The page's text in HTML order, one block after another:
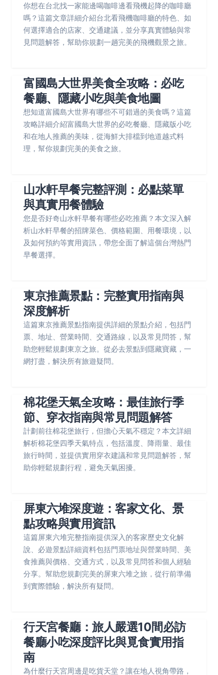
你想在台北找一家能邊喝咖啡邊看飛機起降的咖啡廳
嗎？這篇文章詳細介紹台北看飛機咖啡廳的特色、如
何選擇適合的店家、交通建議，並分享真實體驗與常
見問題解答，幫助你規劃一趟完美的飛機觀景之旅。
富國島大世界美食全攻略：必吃
餐廳、隱藏小吃與美食地圖
想知道富國島大世界有哪些不可錯過的美食嗎？這篇
攻略詳細介紹富國島大世界的必吃餐廳、隱藏版小吃
和在地人推薦的美味，從海鮮大排檔到地道越式料
理，幫你規劃完美的美食之旅。
山水軒早餐完整評測：必點菜單
與真實用餐體驗
您是否好奇山水軒早餐有哪些必吃推薦？本文深入解
析山水軒早餐的招牌菜色、價格範圍、用餐環境，以
及如何預約等實用資訊，帶您全面了解這個台灣熱門
早餐選擇。
東京推薦景點：完整實用指南與
深度解析
這篇東京推薦景點指南提供詳細的景點介紹，包括門
票、地址、營業時間、交通路線，以及常見問答，幫
助您輕鬆規劃東京之旅。從必去景點到隱藏寶藏，一
網打盡，解決所有旅遊疑問。
棉花堡天氣全攻略：最佳旅行季
節、穿衣指南與常見問題解答
計劃前往棉花堡旅行，但擔心天氣不穩定？本文詳細
解析棉花堡四季天氣特点，包括溫度、降雨量、最佳
旅行時間，並提供實用穿衣建議和常見問題解答，幫
助你輕鬆規劃行程，避免天氣困擾。
屏東六堆深度遊：客家文化、景
點攻略與實用資訊
這篇屏東六堆完整指南提供深入的客家歷史文化解
說、必遊景點詳細資料包括門票地址與營業時間、美
食推薦與價格、交通方式，以及常見問答和個人經驗
分享。幫助您規劃完美的屏東六堆之旅，從行前準備
到實際體驗，解決所有疑問。
行天宮餐廳：旅人嚴選10間必訪
餐廳小吃深度評比與覓食實用指
南
為什麼行天宮周邊是吃貨天堂？讓在地人視角帶路，